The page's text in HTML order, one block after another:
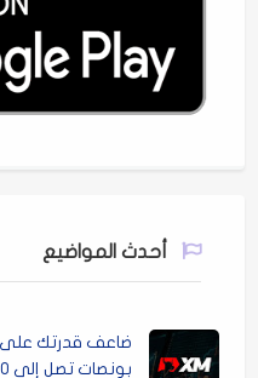
أحدث المواضيع
ضاعف قدرتك على
بونصات تصل إلى 52,000$